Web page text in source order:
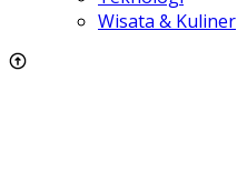
Wisata & Kuliner